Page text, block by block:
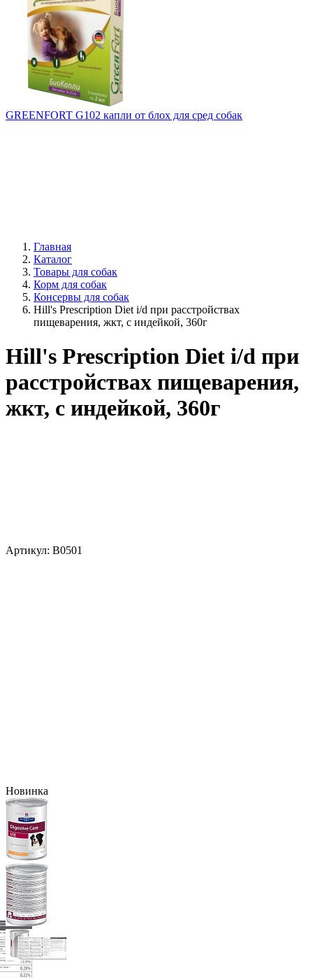
GREENFORT G102 капли от блох для сред собак
Главная
Каталог
Товары для собак
Корм для собак
Консервы для собак
Hill's Prescription Diet i/d при расстройствах
пищеварения, жкт, с индейкой, 360г
Hill's Prescription Diet i/d при
расстройствах пищеварения,
жкт, с индейкой, 360г
Артикул: В0501
Новинка